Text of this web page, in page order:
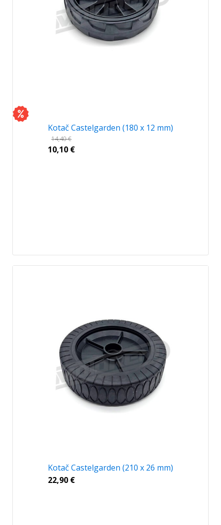
Kotač Castelgarden (180 x 12 mm)
14,40€
10,10 €
Kotač Castelgarden (210 x 26 mm)
22,90 €